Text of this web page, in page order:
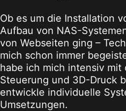
Ob es um die Installation
Aufbau von NAS-
von Webseiten ging –
mich schon immer
habe ich mich intensiv mit
Steuerung und 3D-Druck
entwickle individuelle
Umsetzungen.